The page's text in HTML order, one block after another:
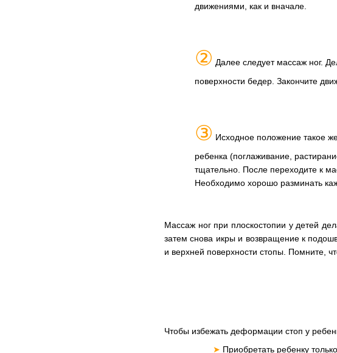
движениями, как и вначале.
② Далее следует массаж ног.
поверхности бедер. Закончите
③ Исходное положение такое
ребенка (поглаживание,
тщательно. После переходите к
Необходимо хорошо разминать
Массаж ног при плоскостопии у детей
затем снова икры и возвращение к
и верхней поверхности стопы. Помните,
Чтобы избежать деформации стоп у
➤ Приобретать ребенку